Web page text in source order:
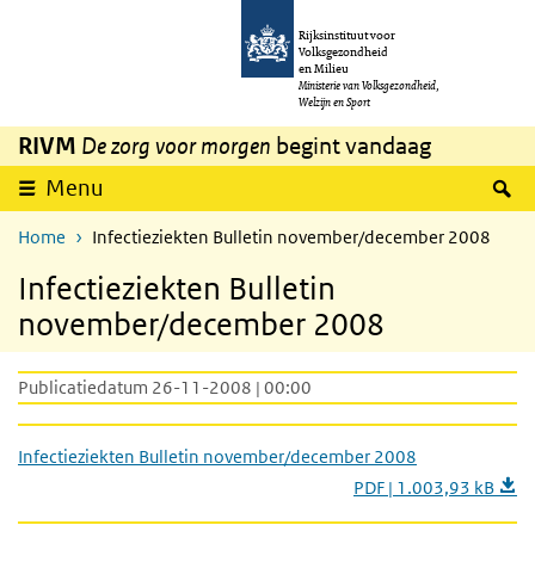
Overslaan en naar de inhoud gaan
Rijksinstituut voor
Volksgezondheid
en Milieu
Ministerie van Volksgezondheid,
Welzijn en Sport
RIVM De zorg voor morgen begint vandaag
Menu
Home Infectieziekten Bulletin november/december 2008
Infectieziekten Bulletin
november/december 2008
Publicatiedatum 26-11-2008 | 00:00
Infectieziekten Bulletin november/december 2008
PDF | 1.003,93 kB